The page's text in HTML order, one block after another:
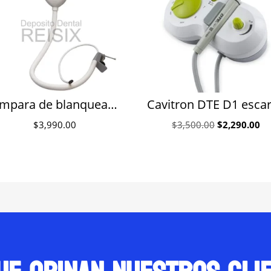
Lámpara de blanqueamiento digital Aser para unidad
$3,990.00 $3,500.00 Original
$2,290.00